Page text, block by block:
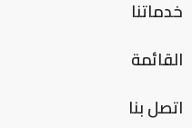
خدماتنا
القائمة
اتصل بنا